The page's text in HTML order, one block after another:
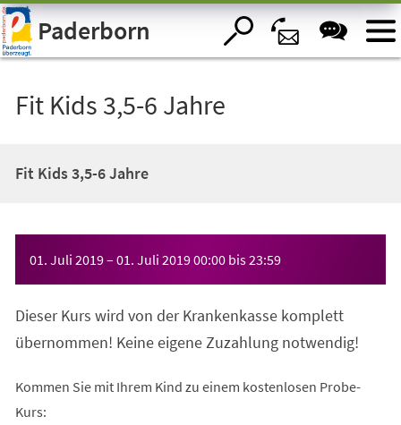
Visuelle
Assistenzsoftware
öffnen.Paderborn
Fit Kids 3,5-6 Jahre
Fit Kids 3,5-6 Jahre
01. Juli 2019– 01. Juli 201900:00 bis23:59
Dieser Kurs wird von der Krankenkasse komplett
übernommen! Keine eigene Zuzahlung notwendig!
Kommen Sie mit Ihrem Kind zu einem kostenlosen Probe-
Kurs: